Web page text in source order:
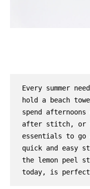
Every summer
hold a beach
spend
after stitch, or
essentials to go
quick and easy
the lemon peel
today, is perfect